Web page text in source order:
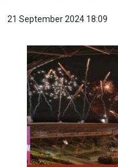
21 September 2024 18:09